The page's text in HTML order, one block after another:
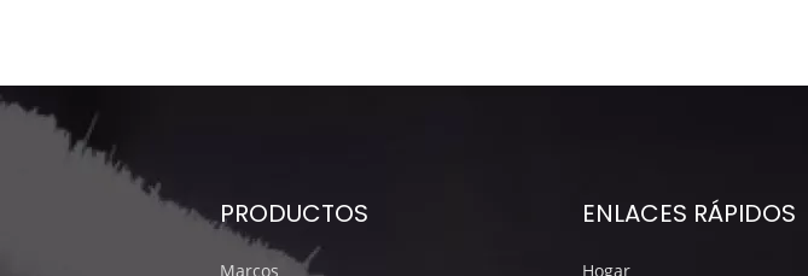
PRODUCTOS
Marcos
ENLACES RÁPIDOS
Hogar